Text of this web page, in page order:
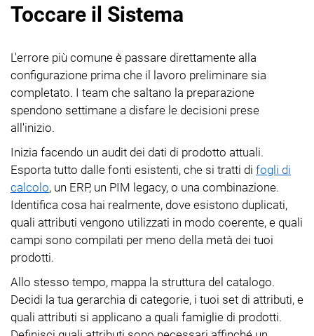
Toccare il Sistema
L'errore più comune è passare direttamente alla
configurazione prima che il lavoro preliminare sia
completato. I team che saltano la preparazione
spendono settimane a disfare le decisioni prese
all'inizio.
Inizia facendo un audit dei dati di prodotto attuali.
Esporta tutto dalle fonti esistenti, che si tratti di fogli di
calcolo, un ERP, un PIM legacy, o una combinazione.
Identifica cosa hai realmente, dove esistono duplicati,
quali attributi vengono utilizzati in modo coerente, e quali
campi sono compilati per meno della metà dei tuoi
prodotti.
Allo stesso tempo, mappa la struttura del catalogo.
Decidi la tua gerarchia di categorie, i tuoi set di attributi, e
quali attributi si applicano a quali famiglie di prodotti.